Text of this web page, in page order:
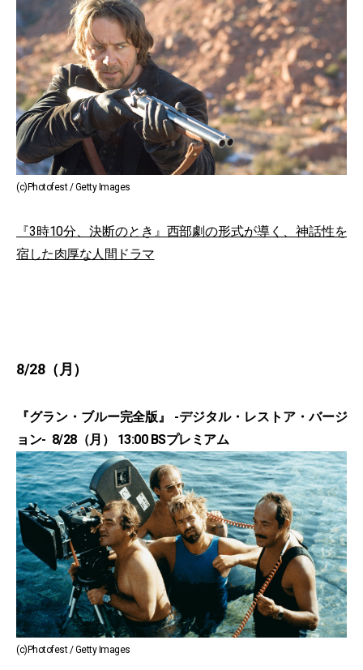
(c)Photofest / Getty Images
『3時10分、決断のとき』西部劇の形式が導く、神話性を
宿した肉厚な人間ドラマ
8/28（月）
『グラン・ブルー完全版』 -デジタル・レストア・バージ
ョン- 8/28（月） 13:00 BSプレミアム
(c)Photofest / Getty Images